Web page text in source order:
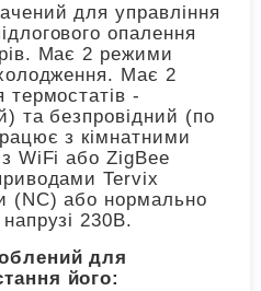
для управління
опалення
Має 2 режими
Має 2
термостатів -
та безпровідний (по
з кімнатними
WiFi або ZigBee
Tervix
(NC) або нормально
230В.
для
його: